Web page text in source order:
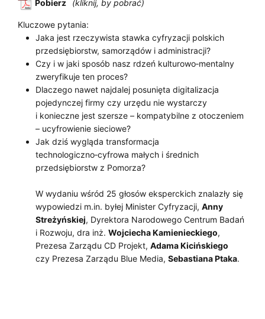
Pobierz
Kluczowe pytania:
Jaka jest rzeczywista stawka cyfryzacji polskich
przedsiębiorstw, samorządów i administracji?
Czy i w jaki sposób nasz rdzeń kulturowo‑mentalny
zweryfikuje ten proces?
Dlaczego nawet najdalej posunięta digitalizacja
pojedynczej firmy czy urzędu nie wystarczy
i konieczne jest szersze – kompatybilne z otoczeniem
– ucyfrowienie sieciowe?
Jak dziś wygląda transformacja
technologiczno‑cyfrowa małych i średnich
przedsiębiorstw z Pomorza?
W wydaniu wśród 25 głosów eksperckich znalazły się
wypowiedzi m.in. byłej Minister Cyfryzacji, Anny
Streżyńskiej, Dyrektora Narodowego Centrum Badań
i Rozwoju, dra inż. Wojciecha Kamienieckiego,
Prezesa Zarządu CD Projekt, Adama Kicińskiego
czy Prezesa Zarządu Blue Media, Sebastiana Ptaka.